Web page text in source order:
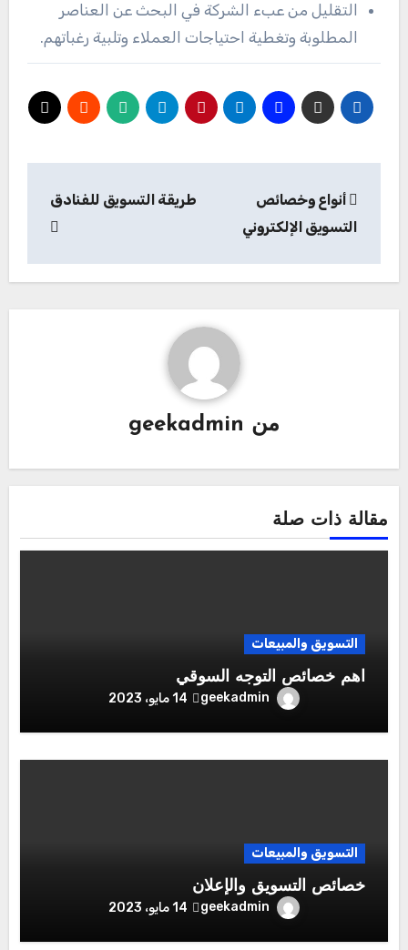
التقليل من عبء الشركة في البحث عن العناصر
المطلوبة وتغطية احتياجات العملاء وتلبية رغباتهم.
المقالات
أنواع وخصائص
التسويق الإلكتروني
طريقة التسويق للفنادق
من geekadmin
مقالة ذات صلة
التسويق والمبيعات
اهم خصائص التوجه السوقي
geekadmin 14 مايو، 2023
التسويق والمبيعات
خصائص التسويق والإعلان
geekadmin 14 مايو، 2023